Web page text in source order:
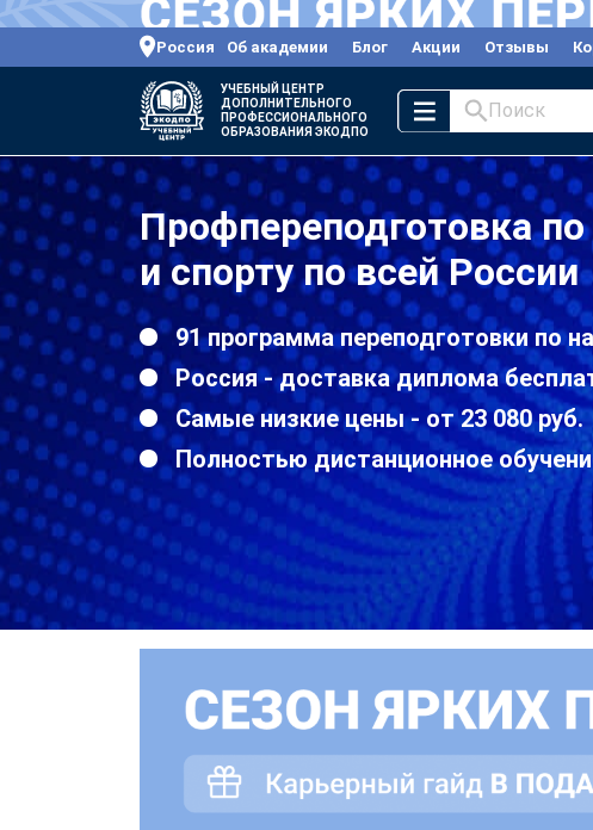
Россия Об академии Блог Акции Отзывы
УЧЕБНЫЙ ЦЕНТР
ДОПОЛНИТЕЛЬНОГО
ПРОФЕССИОНАЛЬНОГО
ОБРАЗОВАНИЯ ЭКОДПО
Поиск
Профпереподготовка
и спорту по всей России
91 программа переподготовки по
Россия - доставка диплома
Самые низкие цены - от 23 080 руб.
Полностью дистанционное